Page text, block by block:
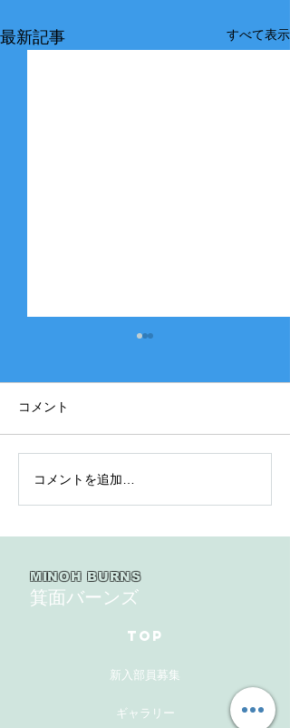
最新記事 すべて表示
2025年度 Aクラス（縦
縞） 豊中豊友連合 第４
コメント
コメントを追加…
MINOH BURNS
箕面バーンズ
TOP
新入部員募集
ギャラリー